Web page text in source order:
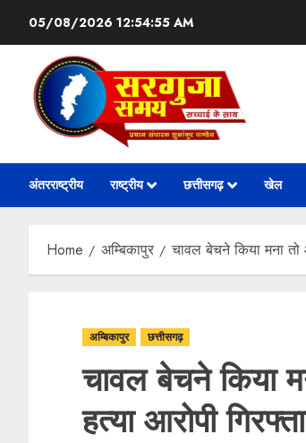
05/08/2026 12:54:56 AM
अंतरराष्ट्रीय राष्ट्रीय छत्तीसगढ़ खेल
Home अम्बिकापुर चावल बेचने किया मना तो
अम्बिकापुर छत्तीसगढ़
चावल बेचने किया
हत्या आरोपी